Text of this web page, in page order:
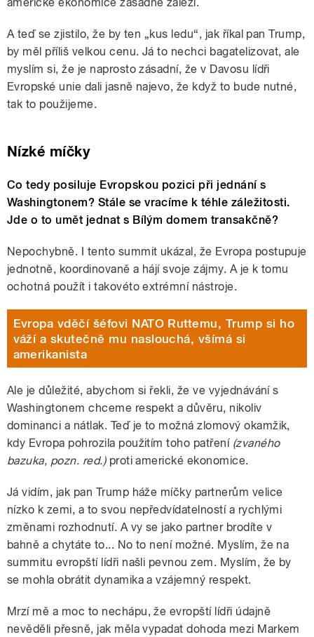
A teď se zjistilo, že by ten „kus ledu“, jak říkal pan Trump,
by měl příliš velkou cenu. Já to nechci bagatelizovat, ale
myslím si, že je naprosto zásadní, že v Davosu lídři
Evropské unie dali jasně najevo, že když to bude nutné,
tak to použijeme.
Nízké míčky
Co tedy posiluje Evropskou pozici při jednání s
Washingtonem? Stále se vracíme k téhle záležitosti.
Jde o to umět jednat s Bílým domem transakčně?
Nepochybně. I tento summit ukázal, že Evropa postupuje
jednotně, koordinovaně a hájí svoje zájmy. A je k tomu
ochotná použít i takovéto extrémní nástroje.
Evropa vděčí šéfovi NATO Ruttemu, Trump si ho
váží a skutečně mu naslouchá, všímá si
amerikanista
Ale je důležité, abychom si řekli, že ve vyjednávání s
Washingtonem chceme respekt a důvěru, nikoliv
dominanci a nátlak. Teď je to možná zlomový okamžik,
kdy Evropa pohrozila použitím toho patření (zvaného
bazuka, pozn. red.)proti americké ekonomice.
Já vidím, jak pan Trump háže míčky partnerům velice
nízko k zemi, a to svou nepředvídatelností a rychlými
změnami rozhodnutí. A vy se jako partner brodíte v
bahně a chytáte to... No to není možné. Myslím, že na
summitu evropští lídři našli pevnou zem. Myslím, že by
se mohla obrátit dynamika a vzájemný respekt.
Mrzí mě a moc to nechápu, že evropští lídři údajně
nevěděli přesně, jak měla vypadat dohoda mezi Markem